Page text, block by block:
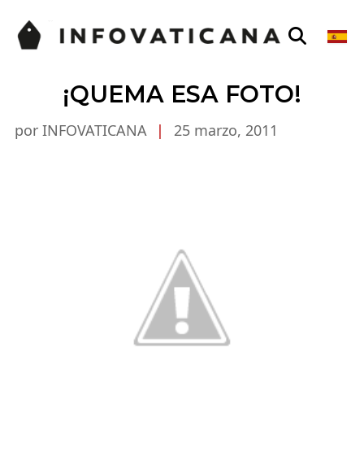
¡QUEMA ESA FOTO!
por INFOVATICANA | 25 marzo, 2011